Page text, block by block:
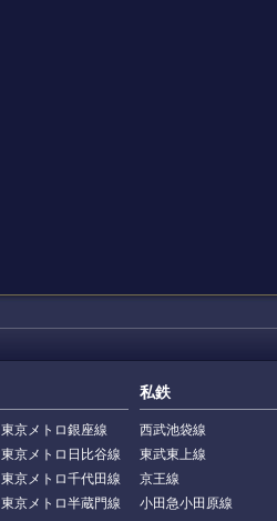
東京メトロ銀座線
東京メトロ日比谷線
東京メトロ千代田線
東京メトロ半蔵門線
私鉄
西武池袋線
東武東上線
京王線
小田急小田原線